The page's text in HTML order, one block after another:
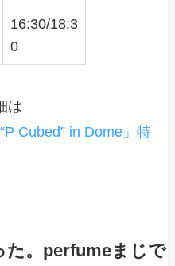
16:30/18:3
0
は
Cubed” in Dome」特
た。perfumeまじで